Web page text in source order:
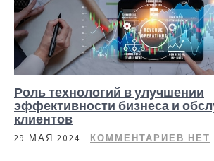
Роль технологий в улучшении
эффективности бизнеса и
клиентов
29 МАЯ 2024 КОММЕНТАРИЕВ НЕТ